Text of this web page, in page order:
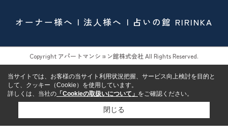
オーナー様へ 法人様へ 占いの館 RIRINKA
Copyright アパートマンション館株式会社 All Rights Reserved.
当サイトでは、お客様の当サイト利用状況把握、サービス向上検討を目的と
して、クッキー（Cookie）を使用しています。
詳しくは、当社の 「Cookieの取扱いについて」 をご確認ください。
閉じる